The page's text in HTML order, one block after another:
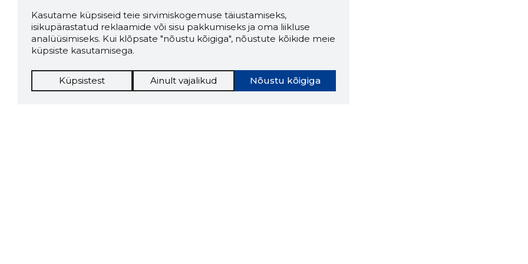
Kasutame küpsiseid teie sirvimiskogemuse täiustamiseks,
isikupärastatud reklaamide või sisu pakkumiseks ja oma liikluse
analüüsimiseks. Kui klõpsate "nõustu kõigiga", nõustute kõikide meie
küpsiste kasutamisega.
Nõustu kõigiga
Küpsistest Ainult vajalikud